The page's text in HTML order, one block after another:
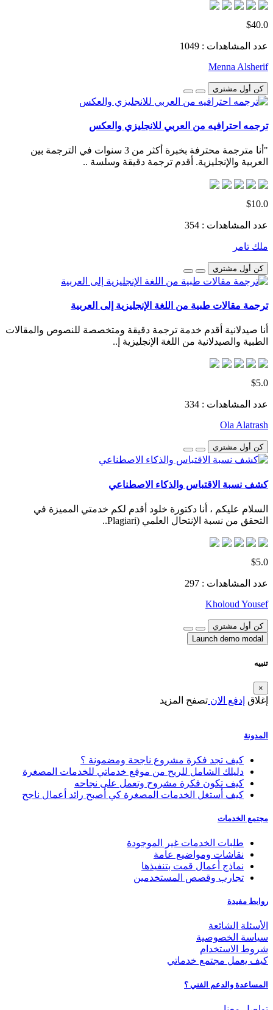
$40.0
عدد المشاهدات : 1049
Menna Alsherif
كن أول مشتري
ترجمه احترافيه من العربي للانجليزي والعكس
"أنا مترجمة محترفة بخبرة أكثر من 3 سنوات في الترجمة بين
العربية والإنجليزية. أقدم ترجمة دقيقة وسلسة ..
$10.0
عدد المشاهدات : 354
ملك تامر
كن أول مشتري
ترجمة مقالات طبية من اللغة الإنجليزية إلى العربية
أنا صيدلانية أقدم خدمة ترجمة دقيقة ومتخصصة للنصوص والمقالات
الطبية والصيدلانية من اللغة الإنجليزية إ..
$5.0
عدد المشاهدات : 334
Ola Alatrash
كن أول مشتري
كشف نسبة الاقتباس والذكاء الاصطناعي
السلام عليكم ، أنا دكتورة خلود أقدم لكم خدمتي المميزة في
التحقق من نسبة الإنتحال العلمي (Plagiari..
$5.0
عدد المشاهدات : 297
Kholoud Yousef
كن أول مشتري
Launch demo modal
تنبيه
×
إغلاق إدفع الان تصفح المزيد
المدونة
كيف تجد فكرة مشروع ناجحة ومضمونة ؟
دليلك الشامل للربح من موقع خدماتي للخدمات المصغرة
كيف تكون فكرة مشروح وتعمل على نجاحه
كيف أستغل الخدمات المصغرة كي أصبح رائد أعمال ناجح
مجتمع الخدمات
طلبات الخدمات غير الموجودة
نقاشات ومواضيع عامة
نماذج أعمال قمت بتنفيذها
تجارب وقصص المستخدمين
روابط مفيدة
الأسئلة الشائعة
سياسة الخصوصية
شروط الاستخدام
كيف يعمل مجتمع خدماتي
المساعدة والدعم الفني ؟